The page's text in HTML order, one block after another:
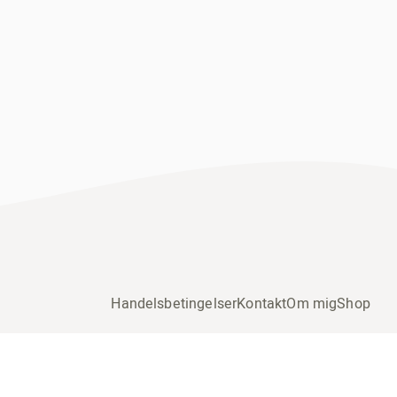
HandelsbetingelserKontaktOm migShop